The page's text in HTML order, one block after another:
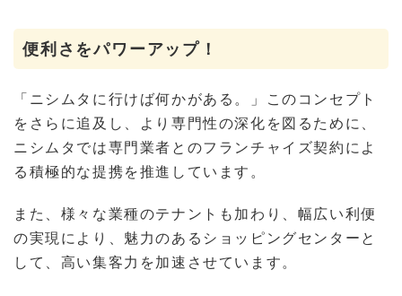
便利さをパワーアップ！
「ニシムタに行けば何かがある。」このコンセプト
をさらに追及し、より専門性の深化を図るために、
ニシムタでは専門業者とのフランチャイズ契約によ
る積極的な提携を推進しています。
また、様々な業種のテナントも加わり、幅広い利便
の実現により、魅力のあるショッピングセンターと
して、高い集客力を加速させています。